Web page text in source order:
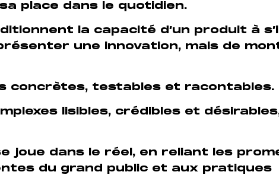
place dans le quotidien.
la capacité d’un produit à
une innovation, mais de
concrètes, testables et racontables.
lisibles, crédibles et
joue dans le réel, en reliant les
du grand public et aux pratiques